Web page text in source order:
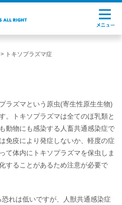
> トキソプラズマ症
ラズマという原虫(寄生性原生生物)
。トキソプラズマは全てのほ乳類と
動物にも感染する人畜共通感染症で
免疫により発症しないか、軽度の症
て体内にトキソプラズマを保虫しま
することがあるため注意が必要で
れは低いですが、人獣共通感染症